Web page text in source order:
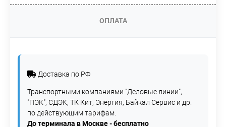
ОПЛАТА
Доставка по РФ
Транспортными компаниями "Деловые линии",
"ПЭК", СДЭК, ТК Кит, Энергия, Байкал Сервис и др.
по действующим тарифам.
До терминала в Москве - бесплатно